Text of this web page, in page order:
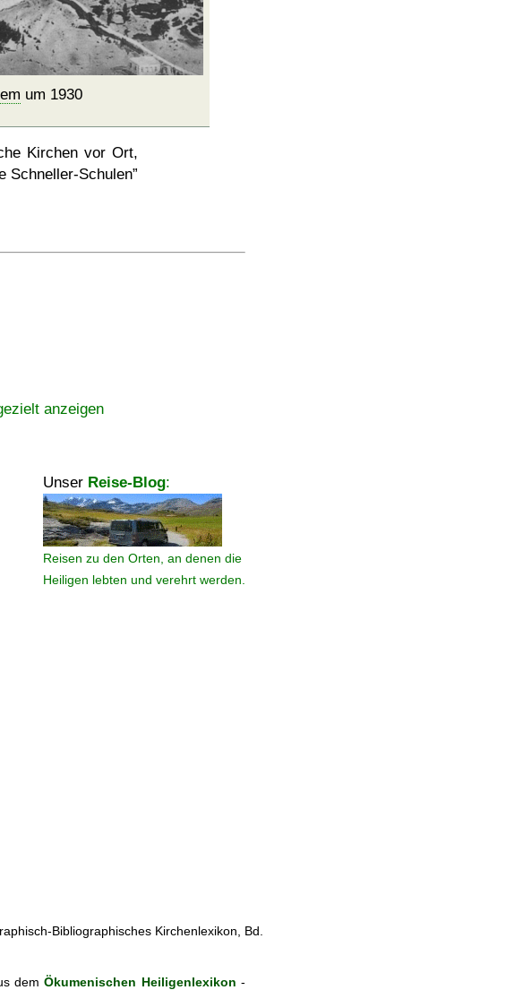
um 1930
Kirchen vor Ort,
Schneller-Schulen
anzeigen
Unser Reise-Blog:
Reisen zu den Orten, an denen die
Heiligen lebten und verehrt werden.
Bibliographisches Kirchenlexikon, Bd.
demÖkumenischen Heiligenlexikon -